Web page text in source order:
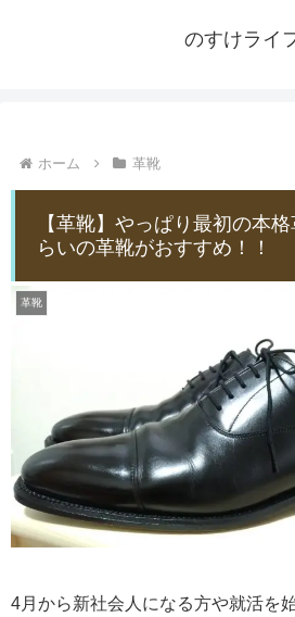
のすけライ
ホーム 革靴
【革靴】やっぱり最初の本
らいの革靴がおすすめ！！
革靴
4月から新社会人になる方や就活を